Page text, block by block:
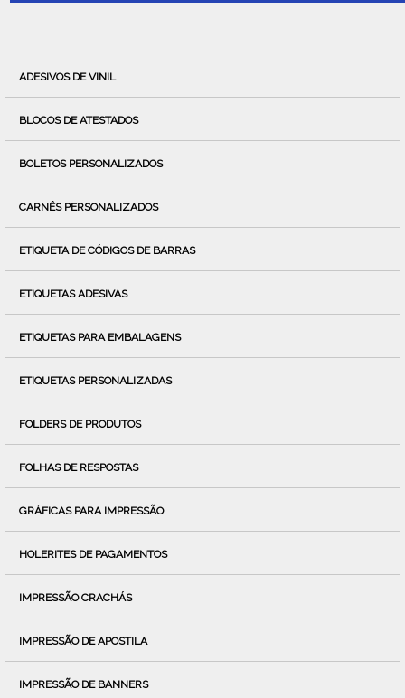
ADESIVOS DE VINIL
BLOCOS DE ATESTADOS
BOLETOS PERSONALIZADOS
CARNÊS PERSONALIZADOS
ETIQUETA DE CÓDIGOS DE BARRAS
ETIQUETAS ADESIVAS
ETIQUETAS PARA EMBALAGENS
ETIQUETAS PERSONALIZADAS
FOLDERS DE PRODUTOS
FOLHAS DE RESPOSTAS
GRÁFICAS PARA IMPRESSÃO
HOLERITES DE PAGAMENTOS
IMPRESSÃO CRACHÁS
IMPRESSÃO DE APOSTILA
IMPRESSÃO DE BANNERS